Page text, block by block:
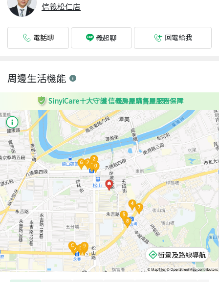
信義松仁店
電話聊 義起聊 回電給我
周邊生活機能
SinyiCare十大守護 信義房屋購售屋服務保障
街景及路線導航